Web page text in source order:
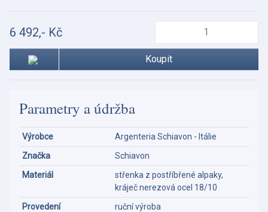
6 492,- Kč
Koupit
Parametry a údržba
Výrobce
Argenteria Schiavon - Itálie
Značka
Schiavon
Materiál
střenka z postříbřené alpaky,
kráječ nerezová ocel 18/10
Provedení
ruční výroba